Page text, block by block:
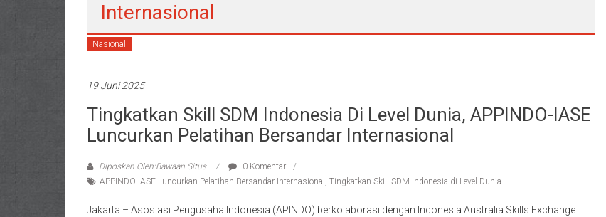
Internasional
Nasional
19 Juni 2025
Tingkatkan Skill SDM Indonesia Di Level Dunia, APPINDO-IASE
Luncurkan Pelatihan Bersandar Internasional
Diposkan Oleh:Bawaan Situs
0 Komentar
APPINDO-IASE Luncurkan Pelatihan Bersandar Internasional , Tingkatkan Skill SDM Indonesia di Level Dunia
Jakarta – Asosiasi Pengusaha Indonesia (APINDO) berkolaborasi dengan Indonesia Australia Skills Exchange